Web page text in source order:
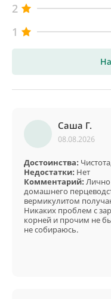
2
1
Саша Г.
08.08.2026
Достоинства:
Недостатки: Нет
Комментарий: Лично
домашнего
вермикулитом
Никаких проблем с
корней и прочим не
не собираюсь.